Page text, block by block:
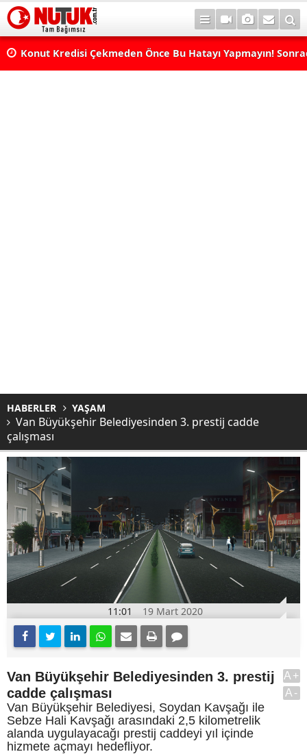
Konut Kredisi Çekmeden Önce Bu Hatayı Yapmayın!
HABERLER YAŞAM
Van Büyükşehir Belediyesinden 3. prestij cadde
çalışması
11:01 19 Mart 2020
Van Büyükşehir Belediyesinden 3. prestij
cadde çalışması
Van Büyükşehir Belediyesi, Soydan Kavşağı ile
Sebze Hali Kavşağı arasındaki 2,5 kilometrelik
alanda uygulayacağı prestij caddeyi yıl içinde
hizmete açmayı hedefliyor.
A+
A-